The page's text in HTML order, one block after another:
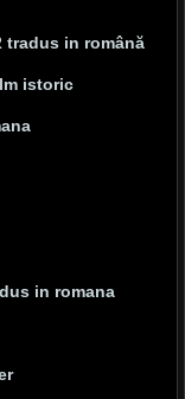
tradus in română
istoric
in romana